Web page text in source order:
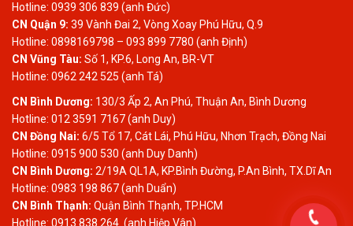
Hotline: 0939 306 839 (anh Đức)
CN Quận 9: 39 Vành Đai 2, Vòng Xoay Phú Hữu, Q.9
Hotline: 0898169798 – 093 899 7780 (anh Định)
CN Vũng Tàu: Số 1, KP.6, Long An, BR-VT
Hotline: 0962 242 525 (anh Tá)
CN Bình Dương: 130/3 Ấp 2, An Phú, Thuận An, Bình Dương
Hotline: 012 3591 7167 (anh Duy)
CN Đồng Nai: 6/5 Tổ 17, Cát Lái, Phú Hữu, Nhơn Trạch, Đồng Nai
Hotline: 0915 900 530 (anh Duy Danh)
CN Bình Dương: 2/19A QL1A, KP.Bình Đường, P.An Bình, TX.Dĩ An
Hotline: 0983 198 867 (anh Duẩn)
CN Bình Thạnh: Quận Bình Thạnh, TP.HCM
Hotline: 0913 838 264 (anh Hiệp Vân)